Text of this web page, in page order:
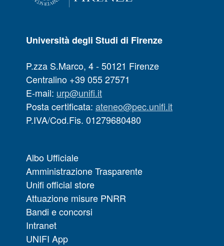
Università degli Studi di Firenze
P.zza S.Marco, 4 - 50121 Firenze
Centralino +39 055 27571
E-mail: urp@unifi.it
Posta certificata: ateneo@pec.unifi.it
P.IVA/Cod.Fis. 01279680480
Albo Ufficiale
Amministrazione Trasparente
Unifi official store
Attuazione misure PNRR
Bandi e concorsi
Intranet
UNIFI App